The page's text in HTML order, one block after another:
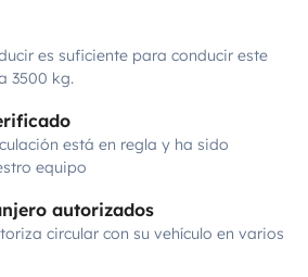
es suficiente para conducir este
3500 kg.
está en regla y ha sido
equipo
autorizados
circular con su vehículo en varios